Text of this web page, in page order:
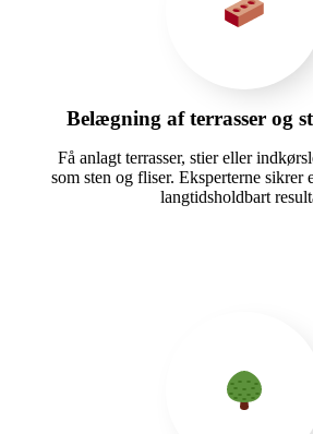
Belægning af terrasser og
Få anlagt terrasser, stier eller
som sten og fliser. Eksperterne sikrer
langtidsholdbart